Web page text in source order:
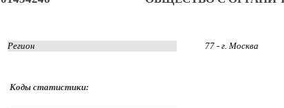
Регион 77 - г. Москва
Коды статистики: